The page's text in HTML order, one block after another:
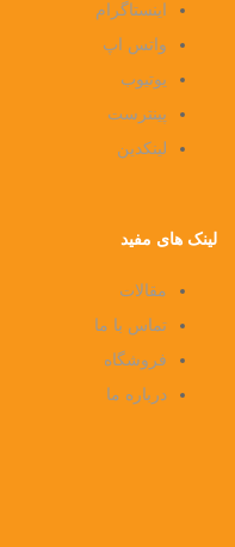
اینستاگرام
واتس اپ
یوتیوب
پینترست
لینکدین
لینک های مفید
مقالات
تماس با ما
فروشگاه
درباره ما